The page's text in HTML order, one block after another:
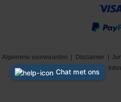
Algemene voorwaarden Disclaimer |
|
Cookiebeleid